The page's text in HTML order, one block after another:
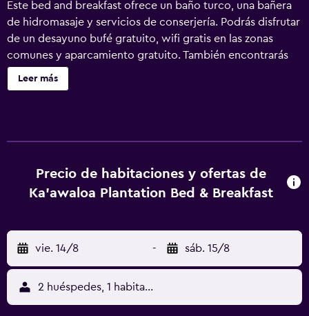
Este bed and breakfast ofrece un baño turco, una bañera
de hidromasaje y servicios de conserjería. Podrás disfrutar
de un desayuno bufé gratuito, wifi gratis en las zonas
comunes y aparcamiento gratuito. También encontrarás
lavandería, asistencia turística y para la compra de
entradas y un jardín. Se incluye un servicio de limpieza
tabla de planchar con plancha y artículos de higiene
personal gratuitos. Se ofrece servicio de limpieza de
hidromasaje y baño turco. Se pueden practicar las
actividades de ocio y esparcimiento que se indican más
abajo en las instalaciones o cerca del alojamiento (es
posible que se aplique un recargo).
Leer más
Precio de habitaciones y ofertas de
Ka'awaloa Plantation Bed & Breakfast
vie. 14/8 - sáb. 15/8
2 huéspedes, 1 habitación